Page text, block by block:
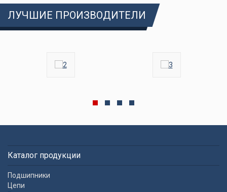
ЛУЧШИЕ ПРОИЗВОДИТЕЛИ
Каталог продукции
Подшипники
Цепи